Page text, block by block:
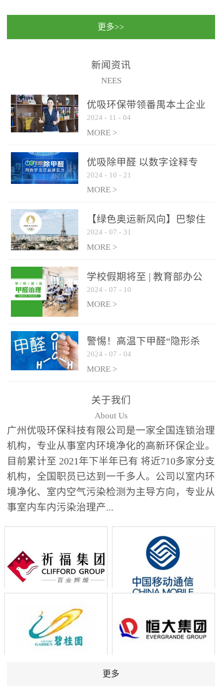
民法院室内除甲醛空气治
保施工日期：2020年1月珠
国家通过设在对外开放口
（及各出入境边防检查
更多>>
新闻资讯
NEES
优吸环保带领番禺本​土企业
勇敢破局向“新”
2024 - 11 - 04
MORE >
优吸除甲醛 以数字诠释专
业，尽显除醛品牌实力！
2024 - 10 - 21
MORE >
【绿色奥运新风向】巴黎住
宿风波：优吸环保共建健康
绿色家居
2024 - 07 - 31
MORE >
学校假期将至 | 教育部办公
厅关于加强学校新建校舍室
内空气质量管理通知
2024 - 07 - 10
MORE >
警惕！高温下甲醛“隐形杀
手”来袭，你的家安全吗？
2024 - 07 - 04
MORE >
关于我们
About Us
广州优吸环保科技有限公司是一家全国连锁治理
机构，专业从事室内环境净化的高新环保企业。
目前累计至 2021年下半年已有 将近710多家分支
机构，全国职员已达到一千多人。公司以室内环
境净化、室内空气污染检测为主导方向，专业从
事室内车内污染治理产...
更多